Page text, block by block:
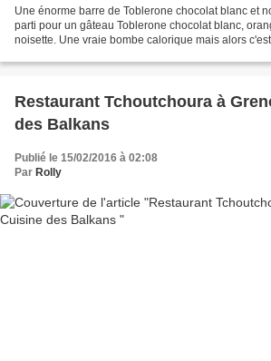
Une énorme barre de Toblerone chocolat blanc et
parti pour un gâteau Toblerone chocolat blanc,
noisette. Une vraie bombe calorique mais alors
Restaurant Tchoutchoura à
des Balkans
Publié le 15/02/2016 à 02:08
Par Rolly